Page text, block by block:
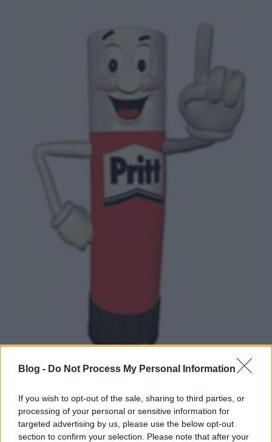
Blog - Do Not Process My Personal Information
If you wish to opt-out of the sale, sharing to third parties, or
processing of your personal or sensitive information for
targeted advertising by us, please use the below opt-out
section to confirm your selection. Please note that after your
Gyermekeinknek sokféle ragasztóra lehet szükségük
az iskolában, de vajon melyiket válasszuk, mi mire
alkalmas, melyik ...